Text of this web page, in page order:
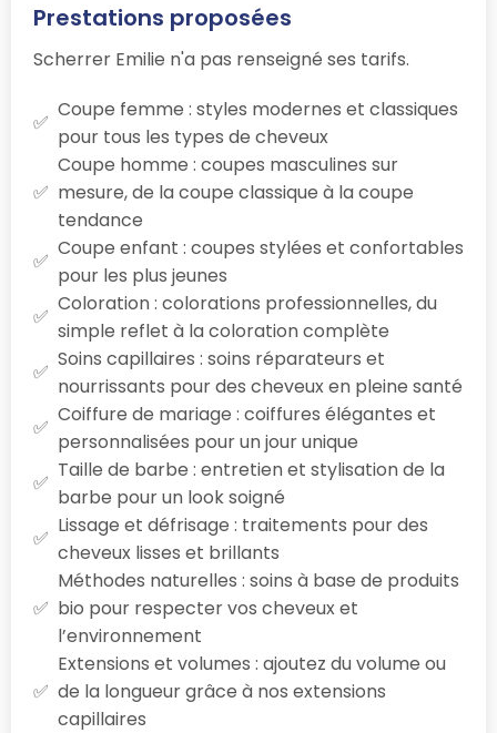
Prestations proposées
Scherrer Emilie n'a pas renseigné ses tarifs.
Coupe femme : styles modernes et classiques
pour tous les types de cheveux
Coupe homme : coupes masculines sur
mesure, de la coupe classique à la coupe
tendance
Coupe enfant : coupes stylées et confortables
pour les plus jeunes
Coloration : colorations professionnelles, du
simple reflet à la coloration complète
Soins capillaires : soins réparateurs et
nourrissants pour des cheveux en pleine santé
Coiffure de mariage : coiffures élégantes et
personnalisées pour un jour unique
Taille de barbe : entretien et stylisation de la
barbe pour un look soigné
Lissage et défrisage : traitements pour des
cheveux lisses et brillants
Méthodes naturelles : soins à base de produits
bio pour respecter vos cheveux et
l’environnement
Extensions et volumes : ajoutez du volume ou
de la longueur grâce à nos extensions
capillaires